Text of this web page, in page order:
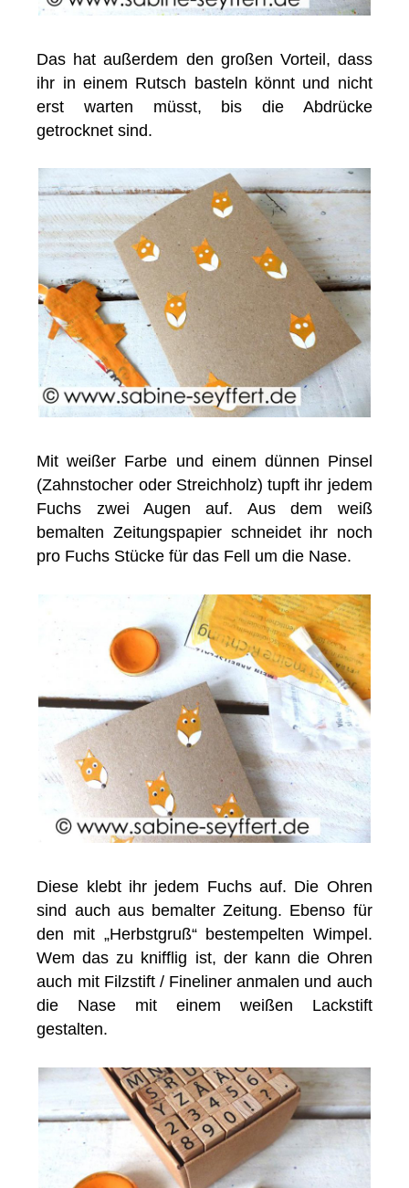
Das hat außerdem den großen Vorteil, dass
ihr in einem Rutsch basteln könnt und nicht
erst warten müsst, bis die Abdrücke
getrocknet sind.
Mit weißer Farbe und einem dünnen Pinsel
(Zahnstocher oder Streichholz) tupft ihr jedem
Fuchs zwei Augen auf. Aus dem weiß
bemalten Zeitungspapier schneidet ihr noch
pro Fuchs Stücke für das Fell um die Nase.
Diese klebt ihr jedem Fuchs auf. Die Ohren
sind auch aus bemalter Zeitung. Ebenso für
den mit „Herbstgruß“ bestempelten Wimpel.
Wem das zu knifflig ist, der kann die Ohren
auch mit Filzstift / Fineliner anmalen und auch
die Nase mit einem weißen Lackstift
gestalten.